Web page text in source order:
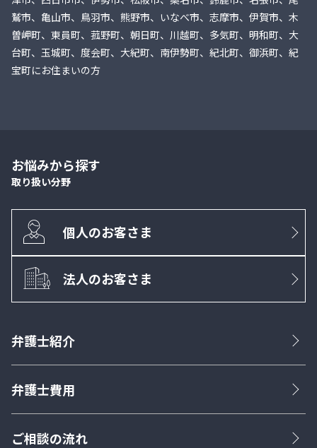
鷲市、亀山市、鳥羽市、熊野市、いなべ市、志摩市、伊賀市、木
曽岬町、東員町、菰野町、朝日町、川越町、多気町、明和町、大
台町、玉城町、度会町、大紀町、南伊勢町、紀北町、御浜町、紀
宝町にお住まいの方
お悩みから探す
取り扱い分野
個人のお客さま
法人のお客さま
弁護士紹介
弁護士費用
ご相談の流れ